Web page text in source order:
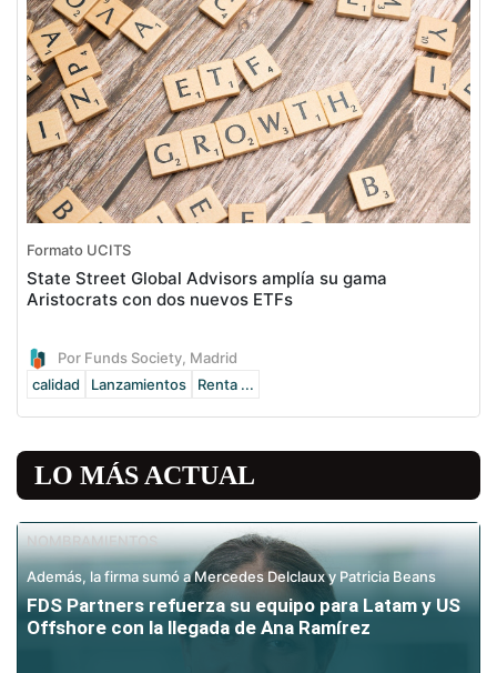
Formato UCITS
State Street Global Advisors amplía su gama
Aristocrats con dos nuevos ETFs
Por Funds Society, Madrid
calidad
Lanzamientos Renta ...
LO MÁS ACTUAL
NOMBRAMIENTOS
Además, la firma sumó a Mercedes Delclaux y Patricia Beans
FDS Partners refuerza su equipo para Latam y US
Offshore con la llegada de Ana Ramírez